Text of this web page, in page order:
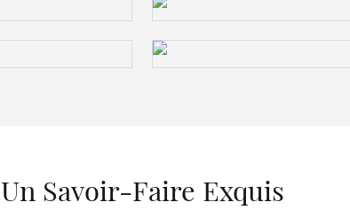
Un Savoir-Faire Exquis